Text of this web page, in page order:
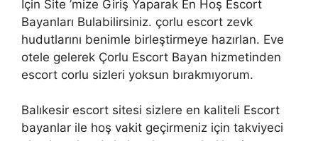
İçin Site ’mize Giriş Yaparak En Hoş Escort
Bayanları Bulabilirsiniz. çorlu escort zevk
hudutlarını benimle birleştirmeye hazırlan. Eve
otele gelerek Çorlu Escort Bayan hizmetinden
escort corlu sizleri yoksun bırakmıyorum.
Balıkesir escort sitesi sizlere en kaliteli Escort
bayanlar ile hoş vakit geçirmeniz için takviyeci